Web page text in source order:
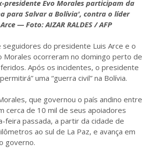
presidente Evo Morales participam da
para Salvar a Bolívia', contra o líder
— Foto: AIZAR RALDES / AFP
do presidente Luis Arce e o
Morales ocorreram no domingo perto de
Após os incidentes, o presidente
uma “guerra civil” na Bolívia.
que governou o país andino entre
cerca de 10 mil de seus apoiadores
feira passada, a partir da cidade de
ao sul de La Paz, e avança em
governo.